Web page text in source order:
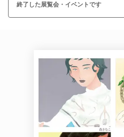
終了した展覧会・イベントです